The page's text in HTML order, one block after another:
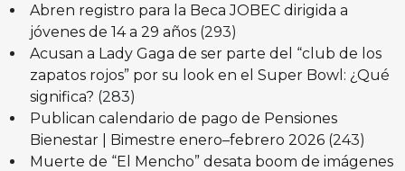
Abren registro para la Beca JOBEC dirigida a
jóvenes de 14 a 29 años (293)
Acusan a Lady Gaga de ser parte del “club de los
zapatos rojos” por su look en el Super Bowl: ¿Qué
significa? (283)
Publican calendario de pago de Pensiones
Bienestar | Bimestre enero–febrero 2026 (243)
Muerte de “El Mencho” desata boom de imágenes